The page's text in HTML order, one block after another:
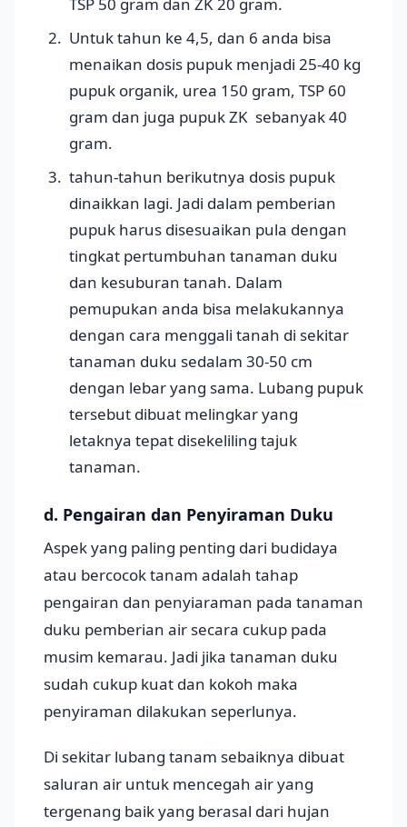
Untuk tahun ke 4,5, dan 6 anda bisa
menaikan dosis pupuk menjadi 25-40 kg
pupuk organik, urea 150 gram, TSP 60
gram dan juga pupuk ZK sebanyak 40
gram.
tahun-tahun berikutnya dosis pupuk
dinaikkan lagi. Jadi dalam pemberian
pupuk harus disesuaikan pula dengan
tingkat pertumbuhan tanaman duku
dan kesuburan tanah. Dalam
pemupukan anda bisa melakukannya
dengan cara menggali tanah di sekitar
tanaman duku sedalam 30-50 cm
dengan lebar yang sama. Lubang pupuk
tersebut dibuat melingkar yang
letaknya tepat disekeliling tajuk
tanaman.
d. Pengairan dan Penyiraman Duku
Aspek yang paling penting dari budidaya
atau bercocok tanam adalah tahap
pengairan dan penyiaraman pada tanaman
duku pemberian air secara cukup pada
musim kemarau. Jadi jika tanaman duku
sudah cukup kuat dan kokoh maka
penyiraman dilakukan seperlunya.
Di sekitar lubang tanam sebaiknya dibuat
saluran air untuk mencegah air yang
tergenang baik yang berasal dari hujan